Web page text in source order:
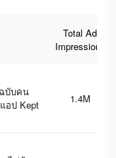
Total Ad
Impressions
ฉบับคน
อป Kept
1.4M